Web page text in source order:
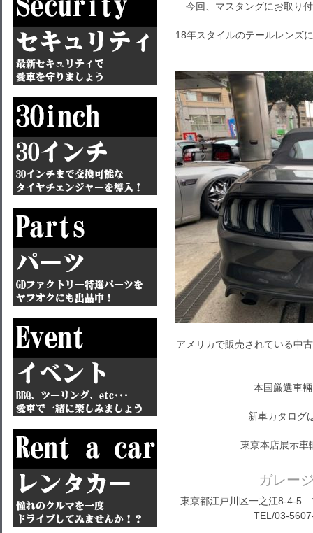
今回、マスタングにお取り
18年スタイルのテールレンズ
アメリカで販売されている中
本国厳選車
新車カタログ
東京本店展示
ガレー
東京都江戸川区一之江8-4-5
TEL/03-